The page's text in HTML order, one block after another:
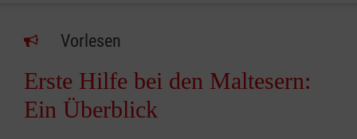
Vorlesen
Erste Hilfe bei den Maltesern:
Ein Überblick